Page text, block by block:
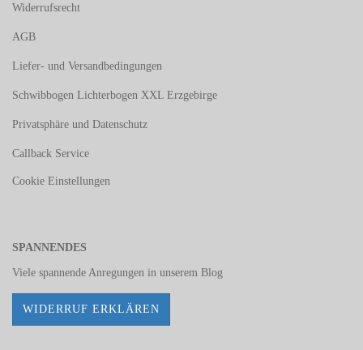
Widerrufsrecht
AGB
Liefer- und Versandbedingungen
Schwibbogen Lichterbogen XXL Erzgebirge
Privatsphäre und Datenschutz
Callback Service
Cookie Einstellungen
SPANNENDES
Viele spannende Anregungen in unserem Blog
WIDERRUF ERKLÄREN